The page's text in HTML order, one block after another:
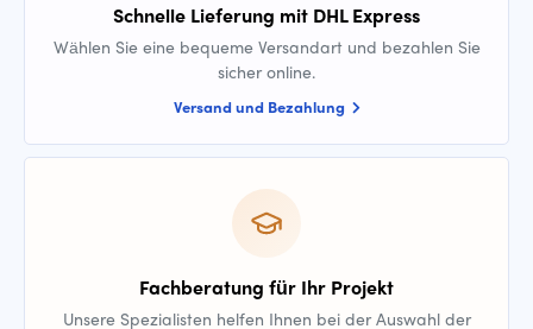
Schnelle Lieferung mit DHL Express
Wählen Sie eine bequeme Versandart und bezahlen Sie
sicher online.
Versand und Bezahlung
Fachberatung für Ihr Projekt
Unsere Spezialisten helfen Ihnen bei der Auswahl der